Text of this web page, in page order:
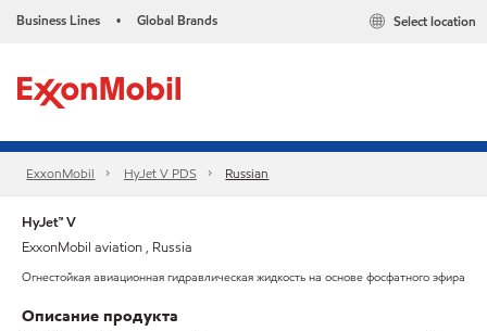
Business Lines • Global Brands Select location
ExxonMobil HyJet V PDS Russian
HyJet™ V
ExxonMobil aviation , Russia
Огнестойкая авиационная гидравлическая жидкость на основе фосфатного эфира
Описание продукта